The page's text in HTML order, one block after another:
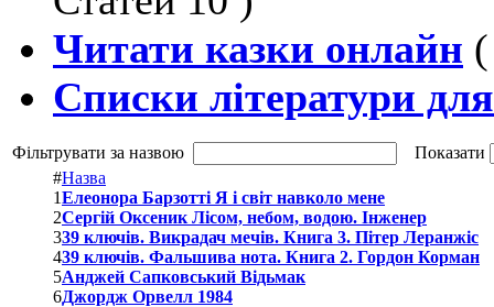
Читати казки онлайн
Cписки літератури
Фільтрувати за назвою
Показати
#Назва
1Елеонора Барзотті Я і світ навколо мене
2Сергій Оксеник Лісом, небом, водою. Інженер
339 ключів. Викрадач мечів. Книга 3. Пітер Леранжіс
439 ключів. Фальшива нота. Книга 2. Гордон Корман
5Анджей Сапковський Відьмак
6Джордж Орвелл 1984